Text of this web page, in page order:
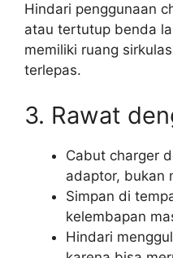
Hindari penggunaan
atau tertutup benda
memiliki ruang
terlepas.
3. Rawat
Cabut charger
adaptor, bukan
Simpan di
kelembapan
Hindari